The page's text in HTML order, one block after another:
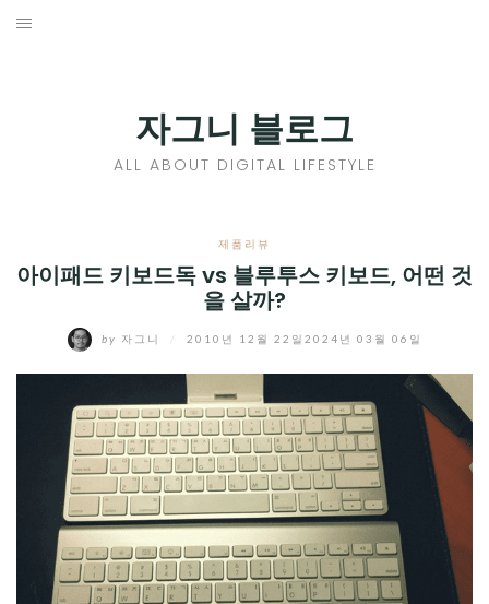
Skip
자그니 블로그
ALL ABOUT DIGITAL LIFESTYLE
제품리뷰
아이패드 키보드독 vs 블루투스 키보드, 어떤 것
을 살까?
by 자그니 2010년 12월 22일 2024년 03월 06일
CHILD
디지털트렌드
디지털라이프
EXPAND
CHILD
MENU
CHILD
MENU
제품리뷰
EXPAND
CHILD
MENU